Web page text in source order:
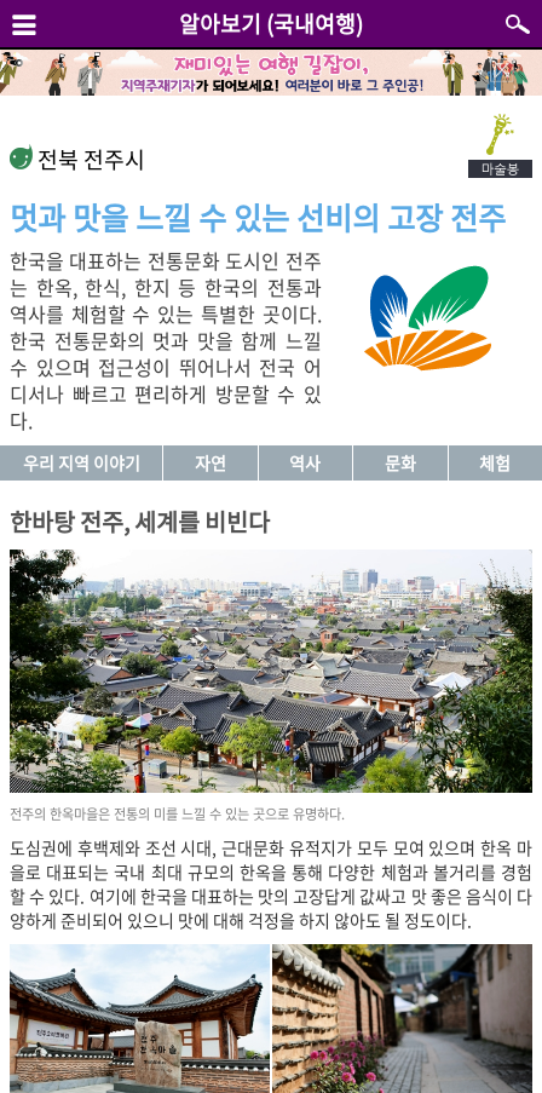
알아보기 (국내여행)
전북 전주시
멋과 맛을 느낄 수 있는 선비의 고장 전주
한국을 대표하는 전통문화 도시인 전주
는 한옥, 한식, 한지 등 한국의 전통과
역사를 체험할 수 있는 특별한 곳이다.
한국 전통문화의 멋과 맛을 함께 느낄
수 있으며 접근성이 뛰어나서 전국 어
디서나 빠르고 편리하게 방문할 수 있
다.
우리 지역 이야기 자연 역사 문화 체험
한바탕 전주, 세계를 비빈다
전주의 한옥마을은 전통의 미를 느낄 수 있는 곳으로 유명하다.
도심권에 후백제와 조선 시대, 근대문화 유적지가 모두 모여 있으며 한옥 마
을로 대표되는 국내 최대 규모의 한옥을 통해 다양한 체험과 볼거리를 경험
할 수 있다. 여기에 한국을 대표하는 맛의 고장답게 값싸고 맛 좋은 음식이 다
양하게 준비되어 있으니 맛에 대해 걱정을 하지 않아도 될 정도이다.